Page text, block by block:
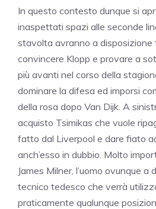
In questo contesto dunque si
inaspettati spazi alle seconde
stavolta avranno a
convincere Klopp e provare a
più avanti nel corso della
dominare la difesa ed imporsi
della rosa dopo Van Dijk. A
acquisto Tsimikas che vuole
fatto dal Liverpool e dare fiato
anch’esso in dubbio. Molto
James Milner, l’uomo ovunque a
tecnico tedesco che verrà
praticamente qualunque